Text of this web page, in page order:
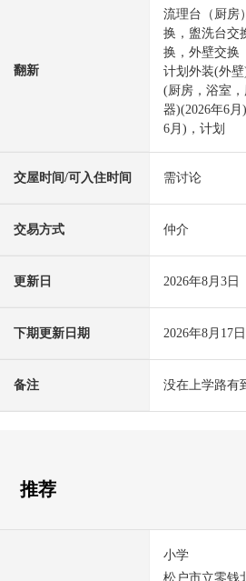
翻新
流理台（厨房
换，盥洗台交
换，外壁交换
计划外装(外壁
(厨房，浴室
器)(2026年6
6月)，计划
交屋时间/可入住时间 需讨论
交易方式 仲介
更新日 2026年8月3日
下期更新日期 2026年8月17日
备注 没在上学路有
推荐
小学
松户市立零钱